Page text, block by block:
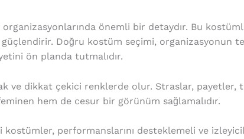
önemli bir detaydır. Bu
Doğru kostüm seçimi, organizasyonun
ön planda tutmalıdır.
ve dikkat çekici renklerde olur. Straslar, payetler,
hem de cesur bir görünüm sağlamalıdır.
kostümler, performanslarını desteklemeli ve